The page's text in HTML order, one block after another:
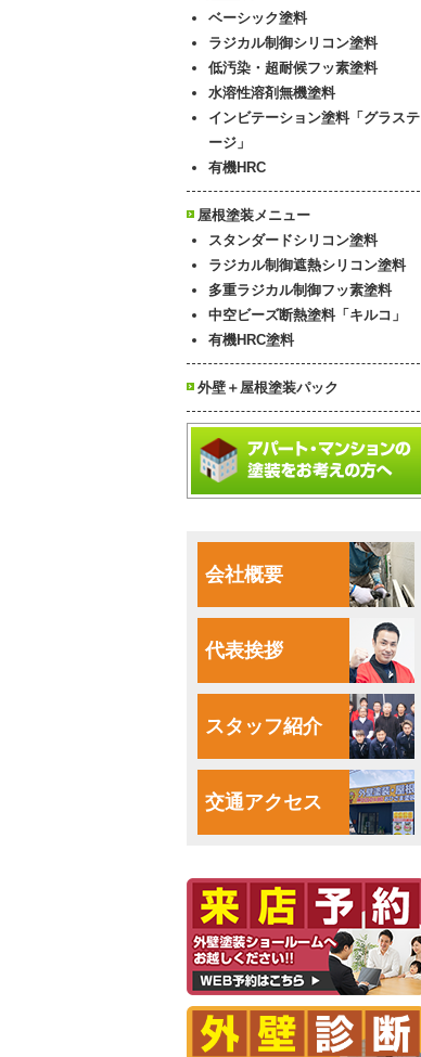
ベーシック塗料
ラジカル制御シリコン塗料
低汚染・超耐候フッ素塗料
水溶性溶剤無機塗料
インビテーション塗料「グラステ
ージ」
有機HRC
屋根塗装メニュー
スタンダードシリコン塗料
ラジカル制御遮熱シリコン塗料
多重ラジカル制御フッ素塗料
中空ビーズ断熱塗料「キルコ」
有機HRC塗料
外壁＋屋根塗装パック
会社概要
代表挨拶
スタッフ紹介
交通アクセス